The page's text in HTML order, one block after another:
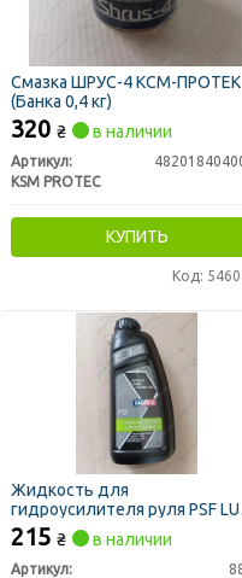
Смазка ШРУС-4 КСМ-ПРОТЕК
(Банка 0,4 кг)
320 ₴ в наличии
Артикул:
KSM PROTEC
КУПИТЬ
Код:
Жидкость для
гидроусилителя руля PSF
(Канистра 1л)
215 ₴ в наличии
Артикул: